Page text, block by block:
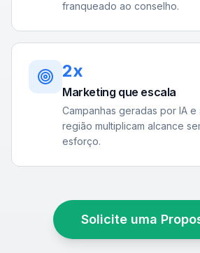
franqueado ao conselho.
2x
Marketing que escala
Campanhas geradas por IA
região multiplicam alcance
esforço.
Solicite uma